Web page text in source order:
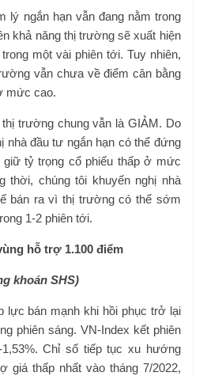
lý ngắn hạn vẫn đang nằm trong
khả năng thị trường sẽ xuất hiện
một vài phiên tới. Tuy nhiên,
vẫn chưa về điểm cân bằng
mức cao.
trường chung vẫn là GIẢM. Do
nhà đầu tư ngắn hạn có thể đứng
tỷ trọng cổ phiếu thấp ở mức
thời, chúng tôi khuyến nghị nhà
bán ra vì thị trường có thể sớm
1-2 phiên tới.
hỗ trợ 1.100 điểm
khoán SHS)
lực bán mạnh khi hồi phục trở lại
phiên sáng. VN-Index kết phiên
Chỉ số tiếp tục xu hướng
giá thấp nhất vào tháng 7/2022,